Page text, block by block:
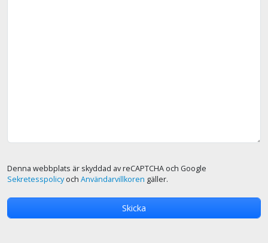
Denna webbplats är skyddad av reCAPTCHA och Google
Sekretesspolicyoch Användarvillkoren gäller.